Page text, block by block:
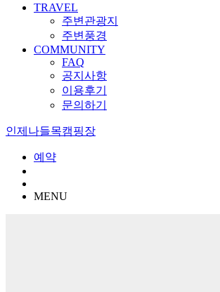
TRAVEL
주변관광지
주변풍경
COMMUNITY
FAQ
공지사항
이용후기
문의하기
인제나들목캠핑장
예약
MENU